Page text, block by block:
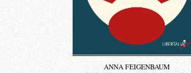
ANNA FEIGENBAUM